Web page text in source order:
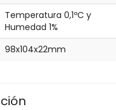
Temperatura 0,1ºC y
Humedad 1%
98x104x22mm